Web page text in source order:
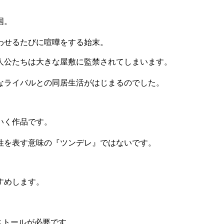
るたびに喧嘩をする始末。
たちは大きな屋敷に監禁されてしまいます。
イバルとの同居生活がはじまるのでした。
作品です。
表す意味の『ツンデレ』ではないです。
します。
ールが必要です。